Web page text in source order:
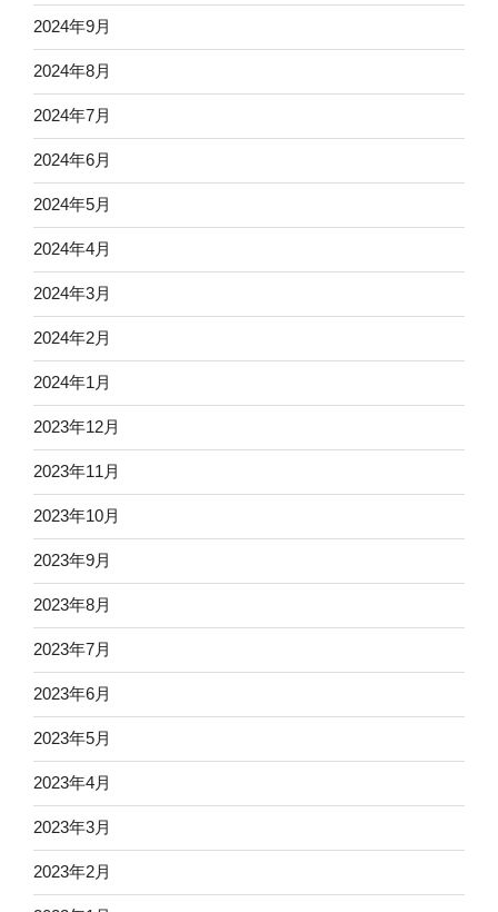
2024年9月
2024年8月
2024年7月
2024年6月
2024年5月
2024年4月
2024年3月
2024年2月
2024年1月
2023年12月
2023年11月
2023年10月
2023年9月
2023年8月
2023年7月
2023年6月
2023年5月
2023年4月
2023年3月
2023年2月